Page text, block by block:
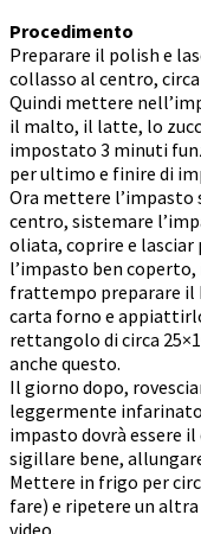
Procedimento
Preparare il polish e
collasso al centro,
Quindi mettere
il malto, il latte, lo
impostato 3 minuti
per ultimo e finire di
Ora mettere l’impasto
centro, sistemare
oliata, coprire e
l’impasto ben
frattempo preparare il
carta forno e
rettangolo di circa
anche questo.
Il giorno dopo,
leggermente
impasto dovrà essere
sigillare bene,
Mettere in frigo per
fare) e ripetere un altra
video.